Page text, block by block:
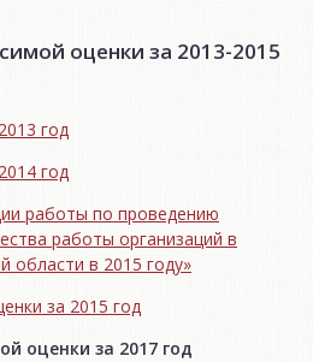
оценки за 2013-2015
год
год
работы по проведению
работы организаций в
области в 2015 году»
за 2015 год
оценки за 2017 год